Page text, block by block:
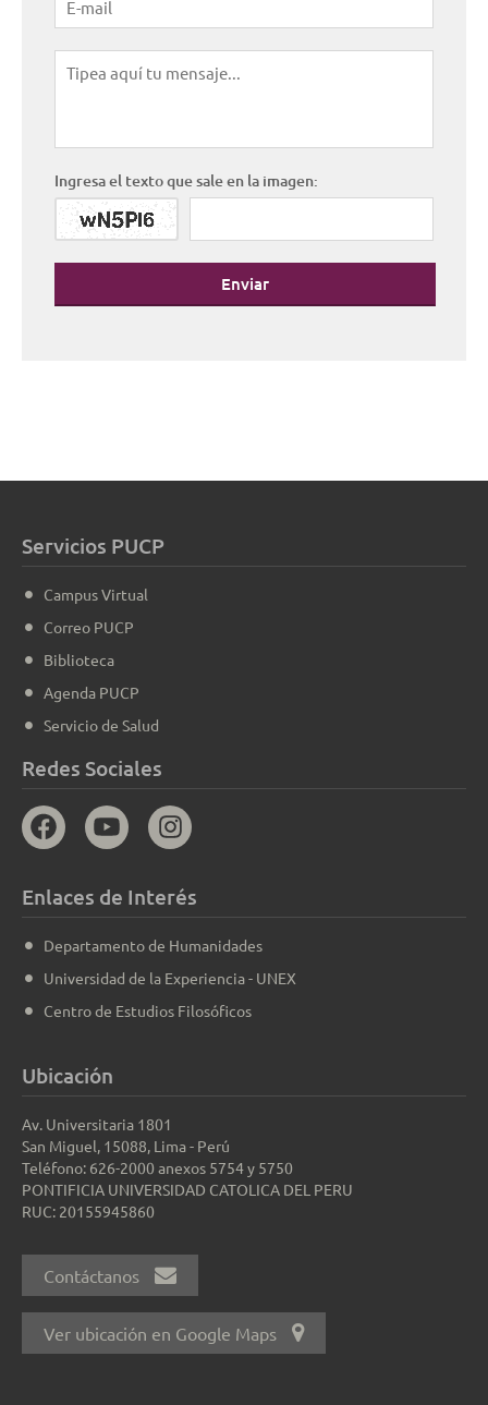
Ingresa el texto que sale en la imagen:
Enviar
Servicios PUCP
Campus Virtual
Correo PUCP
Biblioteca
Agenda PUCP
Servicio de Salud
Redes Sociales
Enlaces de Interés
Departamento de Humanidades
Universidad de la Experiencia - UNEX
Centro de Estudios Filosóficos
Ubicación
Av. Universitaria 1801
San Miguel, 15088, Lima - Perú
Teléfono: 626-2000 anexos 5754 y 5750
PONTIFICIA UNIVERSIDAD CATOLICA DEL PERU
RUC: 20155945860
Contáctanos
Ver ubicación en Google Maps